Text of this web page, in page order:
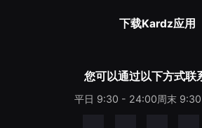
下载Kardz应用
您可以通过以下方式联
平日 9:30 - 24:00周末